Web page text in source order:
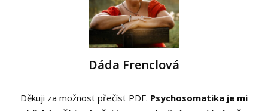
Dáda Frenclová
Děkuji za možnost přečíst PDF. Psychosomatika je mi